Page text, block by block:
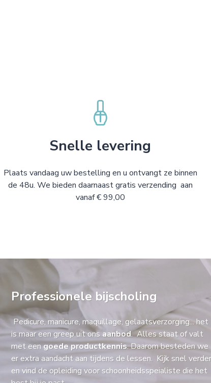
Snelle levering
Plaats vandaag uw bestelling en u ontvangt ze binnen
de 48u. We bieden daarnaast gratis verzending aan
vanaf € 99,00
Professionele bijscholing
Pedicure, manicure, maquillage, gelaatsverzorging... het
is maar een greep uit ons aanbod. Alles staat of valt
met eengoede productkennis. Daarom besteden we
er extra aandacht aan tijdens de lessen. Kijk snel verder
en vind de opleiding voor schoonheidsspeialiste die het